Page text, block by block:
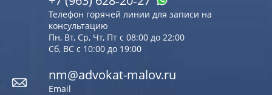
Телефон горячей линии для записи на
консультацию
Пн, Вт, Ср, Чт, Пт с 08:00 до 22:00
Сб, ВС с 10:00 до 19:00
nm@advokat-malov.ru
Email